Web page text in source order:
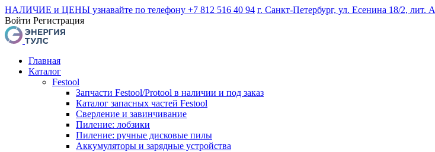
НАЛИЧИЕ и ЦЕНЫ узнавайте по телефону +7 812 516 40 94 г. Санкт-Петербург, ул. Есенина 18/2, лит. А
Войти Регистрация
Главная
Каталог
Festool
Запчасти Festool/Protool в наличии и под заказ
Каталог запасных частей Festool
Сверление и завинчивание
Пиление: лобзики
Пиление: ручные дисковые пилы
Аккумуляторы и зарядные устройства